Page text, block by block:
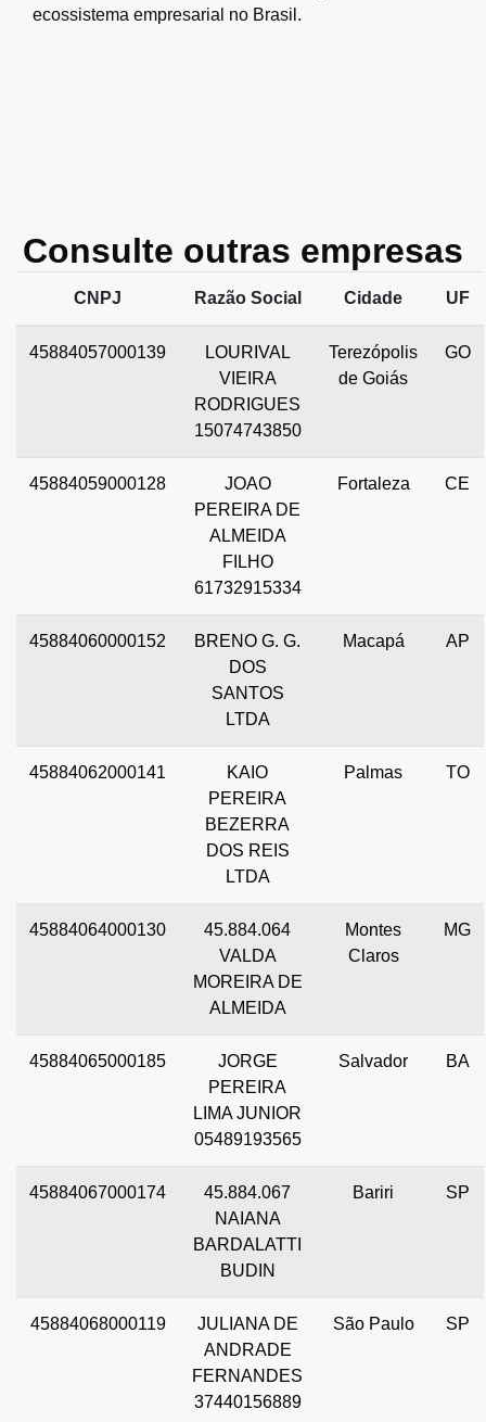
ecossistema empresarial no Brasil.
Consulte outras empresas
CNPJ Razão Social Cidade UF
45884057000139
LOURIVAL
VIEIRA
RODRIGUES
15074743850
Terezópolis
de Goiás
GO
45884059000128
JOAO
PEREIRA DE
ALMEIDA
FILHO
61732915334
Fortaleza CE
45884060000152
BRENO G. G.
DOS
SANTOS
LTDA
Macapá AP
45884062000141
KAIO
PEREIRA
BEZERRA
DOS REIS
LTDA
Palmas TO
45884064000130
45.884.064
VALDA
MOREIRA DE
ALMEIDA
Montes
Claros
MG
45884065000185
JORGE
PEREIRA
LIMA JUNIOR
05489193565
Salvador BA
45884067000174
45.884.067
NAIANA
BARDALATTI
BUDIN
Bariri SP
45884068000119
JULIANA DE
ANDRADE
FERNANDES
37440156889
São Paulo SP